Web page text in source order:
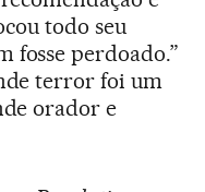
todo seu
fosse perdoado.”
terror foi um
orador e